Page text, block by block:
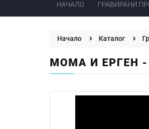
НАЧАЛО ГРАВИРАНИ
Начало Каталог
МОМА И ЕРГЕН